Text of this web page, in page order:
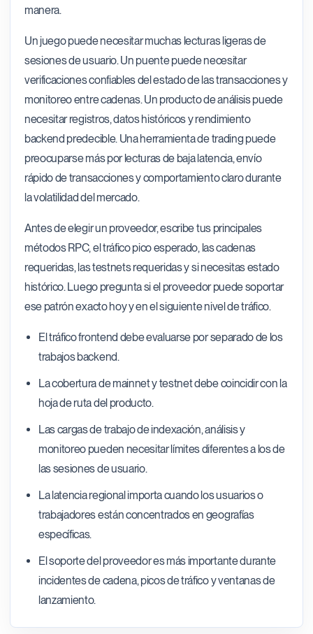
manera.
Un juego puede necesitar muchas lecturas ligeras de
sesiones de usuario. Un puente puede necesitar
verificaciones confiables del estado de las transacciones y
monitoreo entre cadenas. Un producto de análisis puede
necesitar registros, datos históricos y rendimiento
backend predecible. Una herramienta de trading puede
preocuparse más por lecturas de baja latencia, envío
rápido de transacciones y comportamiento claro durante
la volatilidad del mercado.
Antes de elegir un proveedor, escribe tus principales
métodos RPC, el tráfico pico esperado, las cadenas
requeridas, las testnets requeridas y si necesitas estado
histórico. Luego pregunta si el proveedor puede soportar
ese patrón exacto hoy y en el siguiente nivel de tráfico.
El tráfico frontend debe evaluarse por separado de los
trabajos backend.
La cobertura de mainnet y testnet debe coincidir con la
hoja de ruta del producto.
Las cargas de trabajo de indexación, análisis y
monitoreo pueden necesitar límites diferentes a los de
las sesiones de usuario.
La latencia regional importa cuando los usuarios o
trabajadores están concentrados en geografías
específicas.
El soporte del proveedor es más importante durante
incidentes de cadena, picos de tráfico y ventanas de
lanzamiento.